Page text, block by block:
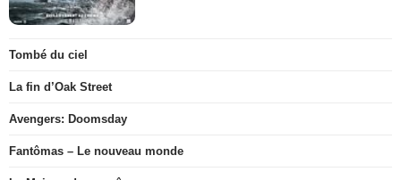
Tombé du ciel
La fin d’Oak Street
Avengers: Doomsday
Fantômas – Le nouveau monde